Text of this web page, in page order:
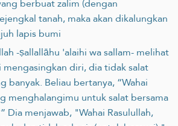
tanah, maka akan dikalungkan
lapis bumi
-ṣallallāhu 'alaihi wa sallam- melihat
diri, dia tidak salat
banyak. Beliau bertanya, “Wahai
menghalangimu untuk salat bersama
Dia menjawab, "Wahai Rasulullah,